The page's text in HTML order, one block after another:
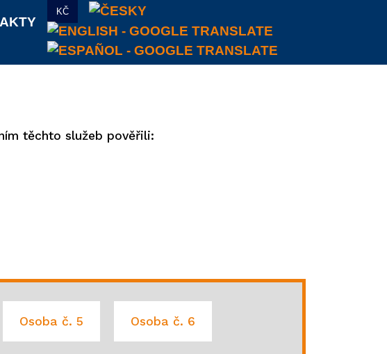
KČ
těchto služeb pověřili:
Osoba č. 5 Osoba č. 6